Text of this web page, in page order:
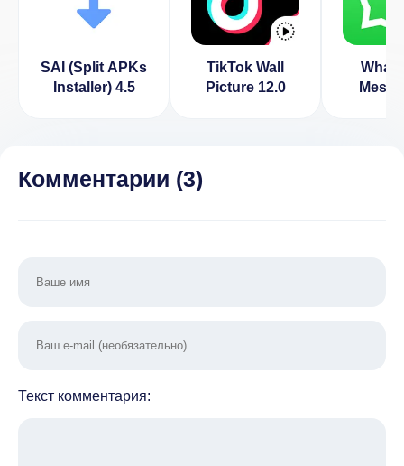
SAI (Split APKs
Installer) 4.5
TikTok Wall
Picture 12.0
Комментарии (3)
Текст комментария: